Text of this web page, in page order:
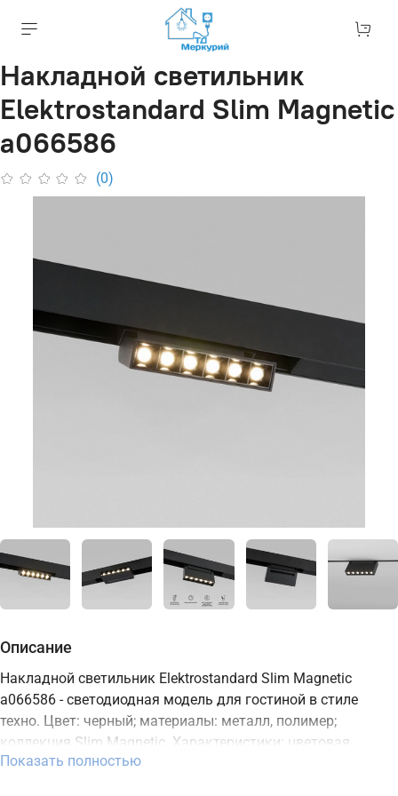
Накладной светильник
Elektrostandard Slim Magnetic
a066586
(0)
Описание
Накладной светильник Elektrostandard Slim Magnetic
a066586 - светодиодная модель для гостиной в стиле
техно. Цвет: черный; материалы: металл, полимер;
коллекция Slim Magnetic. Характеристики: цветовая
температура 2700-6500K, мощность 6 Вт, освещение зоны
Показать полностью